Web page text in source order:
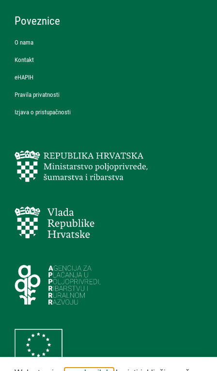
Poveznice
O nama
Kontakt
eHAPIH
Pravila privatnosti
Izjava o pristupačnosti